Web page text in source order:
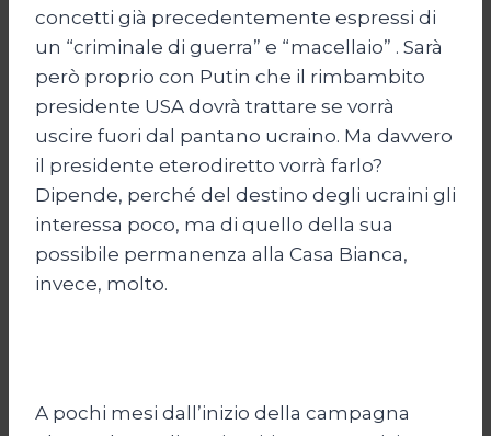
concetti già precedentemente espressi di
un “criminale di guerra” e “macellaio” . Sarà
però proprio con Putin che il rimbambito
presidente USA dovrà trattare se vorrà
uscire fuori dal pantano ucraino. Ma davvero
il presidente eterodiretto vorrà farlo?
Dipende, perché del destino degli ucraini gli
interessa poco, ma di quello della sua
possibile permanenza alla Casa Bianca,
invece, molto.
A pochi mesi dall’inizio della campagna